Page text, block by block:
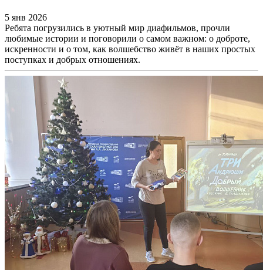
5 янв 2026
Ребята погрузились в уютный мир диафильмов, прочли
любимые истории и поговорили о самом важном: о доброте,
искренности и о том, как волшебство живёт в наших простых
поступках и добрых отношениях.